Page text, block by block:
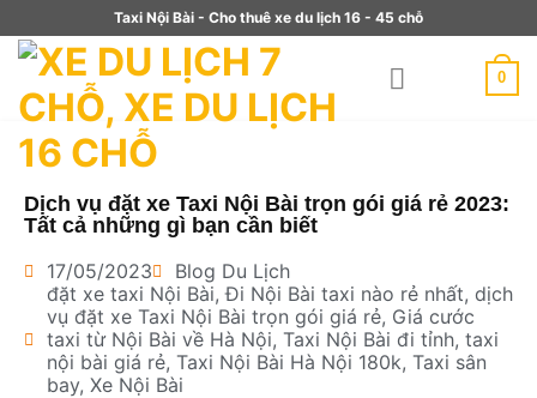
Taxi Nội Bài - Cho thuê xe du lịch 16 - 45 chỗ
0
Dịch vụ đặt xe Taxi Nội Bài trọn gói giá rẻ 2023:
Tất cả những gì bạn cần biết
17/05/2023
Blog Du Lịch
đặt xe taxi Nội Bài,Đi Nội Bài taxi nào rẻ nhất, dịch
vụ đặt xe Taxi Nội Bài trọn gói giá rẻ, Giá cước
taxi từ Nội Bài về Hà Nội, Taxi Nội Bài đi tỉnh, taxi
nội bài giá rẻ, Taxi Nội Bài Hà Nội 180k, Taxi sân
bay, Xe Nội Bài